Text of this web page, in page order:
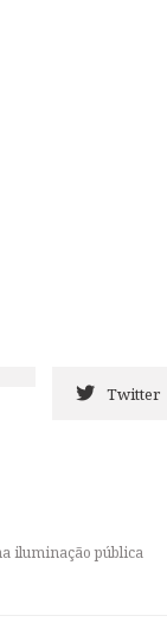
Twitter
iluminação pública